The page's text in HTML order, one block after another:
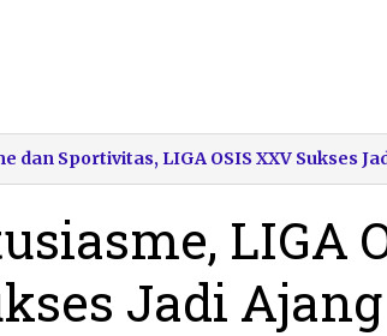
dan Sportivitas, LIGA OSIS XXV Sukses
LIGA
Jadi